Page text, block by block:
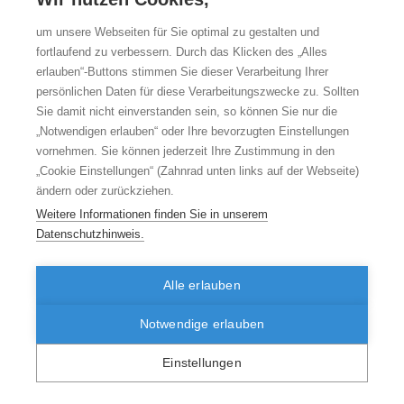
8,9
8,6
Sachsen-Anhalt
7,8 10,0 7,8
Daten als Excel-Datei exportieren
Veröffentlichung: 20.11.2011 | Letztes Update: 20.11.2011
Zitierweise des Berichts vom 20.11.2011
Riens B, Schäfer M, Altenhofen L. Beratung zur Darmkrebsfrüherkennung
Versorgungsatlas-Bericht Nr. 11/05. Berlin 2011. URL:
https://doi.org/10.20364/VA-11.05
zum Seitenanfang
Impressum
um unsere Webseiten für Sie optimal zu gestalten und
fortlaufend zu verbessern. Durch das Klicken des „Alles
erlauben“-Buttons stimmen Sie dieser Verarbeitung Ihrer
persönlichen Daten für diese Verarbeitungszwecke zu. Sollten
Sie damit nicht einverstanden sein, so können Sie nur die
„Notwendigen erlauben“ oder Ihre bevorzugten Einstellungen
vornehmen. Sie können jederzeit Ihre Zustimmung in den
„Cookie Einstellungen“ (Zahnrad unten links auf der Webseite)
ändern oder zurückziehen.
Weitere Informationen finden Sie in unserem
Datenschutzhinweis.
Alle erlauben
Notwendige erlauben
Einstellungen